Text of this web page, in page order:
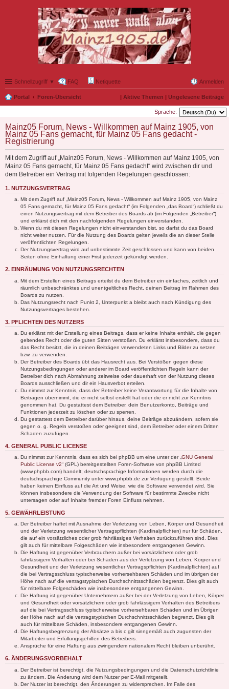
Schnellzugriff ▼ FAQ Netiquette Anmelden
Portal Foren-Übersicht | Aktive Themen | Ungelesene Beiträge
Sprache:
Mainz05 Forum, News - Willkommen auf Mainz 1905, von
Mainz 05 Fans gemacht, für Mainz 05 Fans gedacht -
Registrierung
Mit dem Zugriff auf „Mainz05 Forum, News - Willkommen auf Mainz 1905, von
Mainz 05 Fans gemacht, für Mainz 05 Fans gedacht“ wird zwischen dir und
dem Betreiber ein Vertrag mit folgenden Regelungen geschlossen:
1. NUTZUNGSVERTRAG
Mit dem Zugriff auf „Mainz05 Forum, News - Willkommen auf Mainz 1905, von Mainz
05 Fans gemacht, für Mainz 05 Fans gedacht“ (im Folgenden „das Board“) schließt du
einen Nutzungsvertrag mit dem Betreiber des Boards ab (im Folgenden „Betreiber“)
und erklärst dich mit den nachfolgenden Regelungen einverstanden.
Wenn du mit diesen Regelungen nicht einverstanden bist, so darfst du das Board
nicht weiter nutzen. Für die Nutzung des Boards gelten jeweils die an dieser Stelle
veröffentlichten Regelungen.
Der Nutzungsvertrag wird auf unbestimmte Zeit geschlossen und kann von beiden
Seiten ohne Einhaltung einer Frist jederzeit gekündigt werden.
2. EINRÄUMUNG VON NUTZUNGSRECHTEN
Mit dem Erstellen eines Beitrags erteilst du dem Betreiber ein einfaches, zeitlich und
räumlich unbeschränktes und unentgeltliches Recht, deinen Beitrag im Rahmen des
Boards zu nutzen.
Das Nutzungsrecht nach Punkt 2, Unterpunkt a bleibt auch nach Kündigung des
Nutzungsvertrages bestehen.
3. PFLICHTEN DES NUTZERS
Du erklärst mit der Erstellung eines Beitrags, dass er keine Inhalte enthält, die gegen
geltendes Recht oder die guten Sitten verstoßen. Du erklärst insbesondere, dass du
das Recht besitzt, die in deinen Beiträgen verwendeten Links und Bilder zu setzen
bzw. zu verwenden.
Der Betreiber des Boards übt das Hausrecht aus. Bei Verstößen gegen diese
Nutzungsbedingungen oder anderer im Board veröffentlichten Regeln kann der
Betreiber dich nach Abmahnung zeitweise oder dauerhaft von der Nutzung dieses
Boards ausschließen und dir ein Hausverbot erteilen.
Du nimmst zur Kenntnis, dass der Betreiber keine Verantwortung für die Inhalte von
Beiträgen übernimmt, die er nicht selbst erstellt hat oder die er nicht zur Kenntnis
genommen hat. Du gestattest dem Betreiber, dein Benutzerkonto, Beiträge und
Funktionen jederzeit zu löschen oder zu sperren.
Du gestattest dem Betreiber darüber hinaus, deine Beiträge abzuändern, sofern sie
gegen o. g. Regeln verstoßen oder geeignet sind, dem Betreiber oder einem Dritten
Schaden zuzufügen.
4. GENERAL PUBLIC LICENSE
Du nimmst zur Kenntnis, dass es sich bei phpBB um eine unter der „ GNU General
Public License v2“ (GPL) bereitgestellten Foren-Software von phpBB Limited
(www.phpbb.com) handelt; deutschsprachige Informationen werden durch die
deutschsprachige Community unter www.phpbb.de zur Verfügung gestellt. Beide
haben keinen Einfluss auf die Art und Weise, wie die Software verwendet wird. Sie
können insbesondere die Verwendung der Software für bestimmte Zwecke nicht
untersagen oder auf Inhalte fremder Foren Einfluss nehmen.
5. GEWÄHRLEISTUNG
Der Betreiber haftet mit Ausnahme der Verletzung von Leben, Körper und Gesundheit
und der Verletzung wesentlicher Vertragspflichten (Kardinalpflichten) nur für Schäden,
die auf ein vorsätzliches oder grob fahrlässiges Verhalten zurückzuführen sind. Dies
gilt auch für mittelbare Folgeschäden wie insbesondere entgangenen Gewinn.
Die Haftung ist gegenüber Verbrauchern außer bei vorsätzlichem oder grob
fahrlässigem Verhalten oder bei Schäden aus der Verletzung von Leben, Körper und
Gesundheit und der Verletzung wesentlicher Vertragspflichten (Kardinalpflichten) auf
die bei Vertragsschluss typischerweise vorhersehbaren Schäden und im übrigen der
Höhe nach auf die vertragstypischen Durchschnittsschäden begrenzt. Dies gilt auch
für mittelbare Folgeschäden wie insbesondere entgangenen Gewinn.
Die Haftung ist gegenüber Unternehmern außer bei der Verletzung von Leben, Körper
und Gesundheit oder vorsätzlichem oder grob fahrlässigem Verhalten des Betreibers
auf die bei Vertragsschluss typischerweise vorhersehbaren Schäden und im Übrigen
der Höhe nach auf die vertragstypischen Durchschnittsschäden begrenzt. Dies gilt
auch für mittelbare Schäden, insbesondere entgangenen Gewinn.
Die Haftungsbegrenzung der Absätze a bis c gilt sinngemäß auch zugunsten der
Mitarbeiter und Erfüllungsgehilfen des Betreibers.
Ansprüche für eine Haftung aus zwingendem nationalem Recht bleiben unberührt.
6. ÄNDERUNGSVORBEHALT
Der Betreiber ist berechtigt, die Nutzungsbedingungen und die Datenschutzrichtlinie
zu ändern. Die Änderung wird dem Nutzer per E-Mail mitgeteilt.
Der Nutzer ist berechtigt, den Änderungen zu widersprechen. Im Falle des